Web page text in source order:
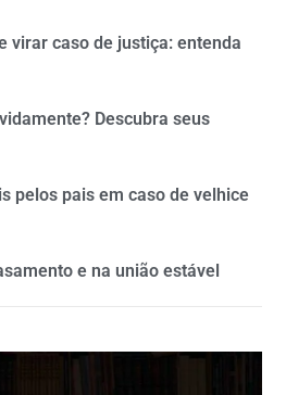
virar caso de justiça: entenda
Descubra seus
pelos pais em caso de velhice
e na união estável